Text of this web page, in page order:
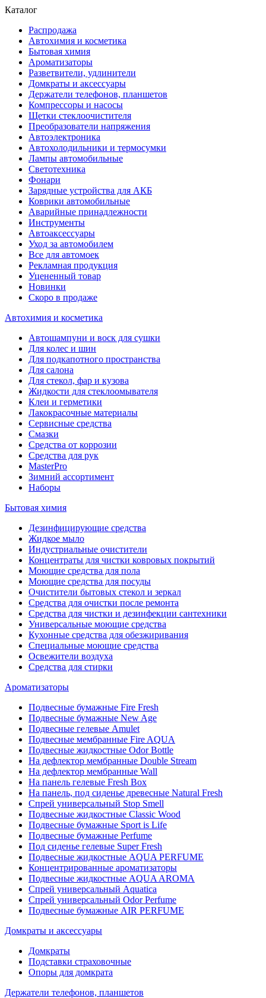
Каталог
Распродажа
Автохимия и косметика
Бытовая химия
Ароматизаторы
Разветвители, удлинители
Домкраты и аксессуары
Держатели телефонов, планшетов
Компрессоры и насосы
Щетки стеклоочистителя
Преобразователи напряжения
Автоэлектроника
Автохолодильники и термосумки
Лампы автомобильные
Светотехника
Фонари
Зарядные устройства для АКБ
Коврики автомобильные
Аварийные принадлежности
Инструменты
Автоаксессуары
Уход за автомобилем
Все для автомоек
Рекламная продукция
Уцененный товар
Новинки
Скоро в продаже
Автохимия и косметика
Автошампуни и воск для сушки
Для колес и шин
Для подкапотного пространства
Для салона
Для стекол, фар и кузова
Жидкости для стеклоомывателя
Клеи и герметики
Лакокрасочные материалы
Сервисные средства
Смазки
Средства от коррозии
Средства для рук
MasterPro
Зимний ассортимент
Наборы
Бытовая химия
Дезинфицирующие средства
Жидкое мыло
Индустриальные очистители
Концентраты для чистки ковровых покрытий
Моющие средства для пола
Моющие средства для посуды
Очистители бытовых стекол и зеркал
Средства для очистки после ремонта
Средства для чистки и дезинфекции сантехники
Универсальные моющие средства
Кухонные средства для обезжиривания
Специальные моющие средства
Освежители воздуха
Средства для стирки
Ароматизаторы
Подвесные бумажные Fire Fresh
Подвесные бумажные New Age
Подвесные гелевые Amulet
Подвесные мембранные Fire AQUA
Подвесные жидкостные Odor Bottle
На дефлектор мембранные Double Stream
На дефлектор мембранные Wall
На панель гелевые Fresh Box
На панель, под сиденье древесные Natural Fresh
Спрей универсальный Stop Smell
Подвесные жидкостные Classic Wood
Подвесные бумажные Sport is Life
Подвесные бумажные Perfume
Под сиденье гелевые Super Fresh
Подвесные жидкостные AQUA PERFUME
Концентрированные ароматизаторы
Подвесные жидкостные AQUA AROMA
Спрей универсальный Aquatica
Спрей универсальный Odor Perfume
Подвесные бумажные AIR PERFUME
Домкраты и аксессуары
Домкраты
Подставки страховочные
Опоры для домкрата
Держатели телефонов, планшетов